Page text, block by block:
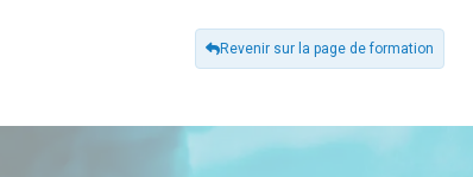
Revenir sur la page de formation